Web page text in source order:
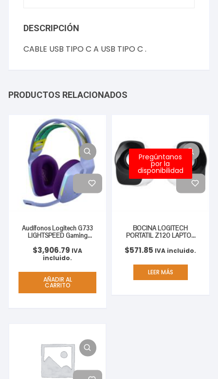
DESCRIPCIÓN
CABLE USB TIPO C A USB TIPO C .
PRODUCTOS RELACIONADOS
Audífonos Logitech G733
LIGHTSPEED Gaming
Lila
$3,906.79 IVA
incluido.
AÑADIR AL
CARRITO
Pregúntanos
por la
disponibilidad
BOCINA LOGITECH
PORTATIL Z120 LAPTOP
$571.85 IVA incluido.
LEER MÁS